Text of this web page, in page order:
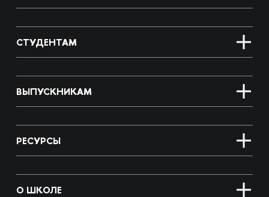
СТУДЕНТАМ
ВЫПУСКНИКАМ
РЕСУРСЫ
О ШКОЛЕ